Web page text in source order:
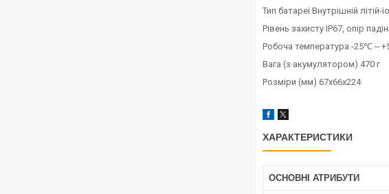
Тип батареї Внутрішній
Рівень захисту IP67, опір
Робоча температура -25℃～
Вага (з акумулятором) 470 г
Розміри (мм) 67x66x224
ХАРАКТЕРИСТИКИ
ОСНОВНІ АТРИБУТИ